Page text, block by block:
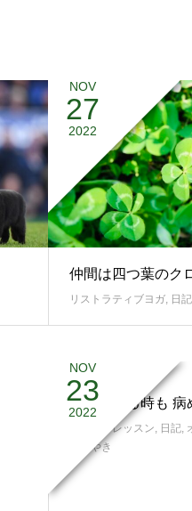
NOV
27
2022
仲間は四つ葉のク
リストラティブヨガ, 日記
NOV
23
2022
健やかなる時も 病
スタジオレッスン, 日記,
つぶやき